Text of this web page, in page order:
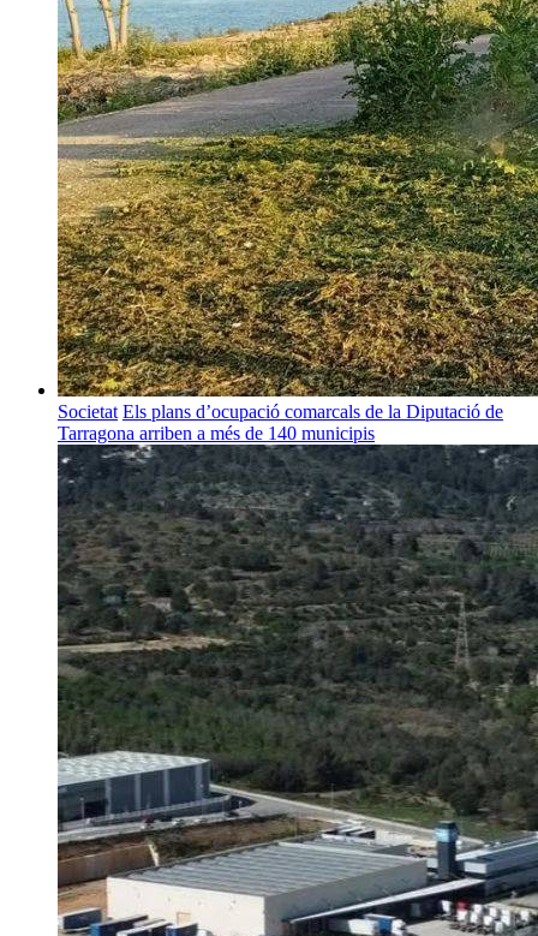
Societat Els plans d’ocupació comarcals de la Diputació de
Tarragona arriben a més de 140 municipis